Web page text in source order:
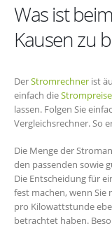
Was ist
Kausen zu
DerStromrechner ist
einfach dieStrompreise
lassen. Folgen Sie
Vergleichsrechner. So
Die Menge der
den passenden sowie
Die Entscheidung für
fest machen, wenn Sie
pro Kilowattstunde
betrachtet haben.